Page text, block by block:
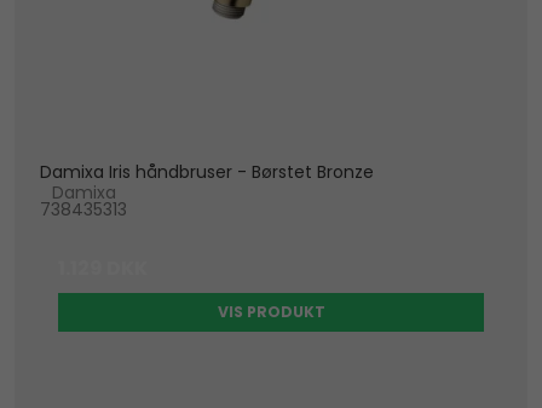
Damixa Iris håndbruser - Børstet Bronze
Damixa
738435313
VIS PRODUKT